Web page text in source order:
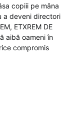
copiii pe mâna
a deveni directori
ETXREM DE
aibă oameni în
compromis